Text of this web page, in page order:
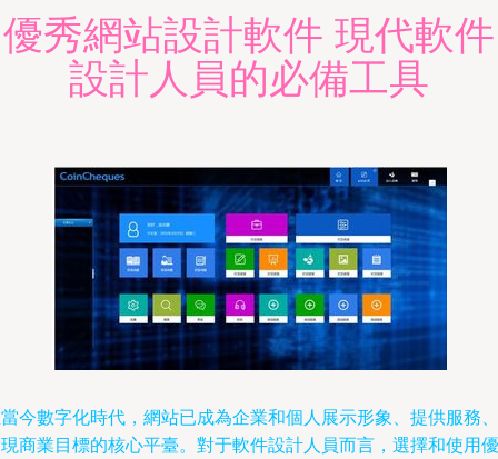
優秀網站設計軟件 現代軟件
設計人員的必備工具
今數字化時代，網站已成為企業和個人展示形象、提供服務、
商業目標的核心平臺。對于軟件設計人員而言，選擇和使用優